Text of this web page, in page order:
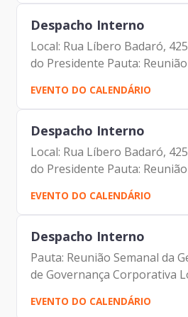
SP - Luciano Felipe de...
Despacho Interno
Local: Rua Líbero Badaró,
do Presidente Pauta:
Participantes: - Francisco
Prodam-SP - André Tomiatto
Presidência |...
EVENTO DO CALENDÁRIO
Despacho Interno
Local: Rua Líbero Badaró,
do Presidente Pauta:
Participantes: - Francisco
Prodam-SP - André Tomiatto
Presidência...
EVENTO DO CALENDÁRIO
Despacho Interno
Pauta: Reunião Semanal da
de Governança Corporativa
Microsoft Teams
Forbes – Presidente |
EVENTO DO CALENDÁRIO